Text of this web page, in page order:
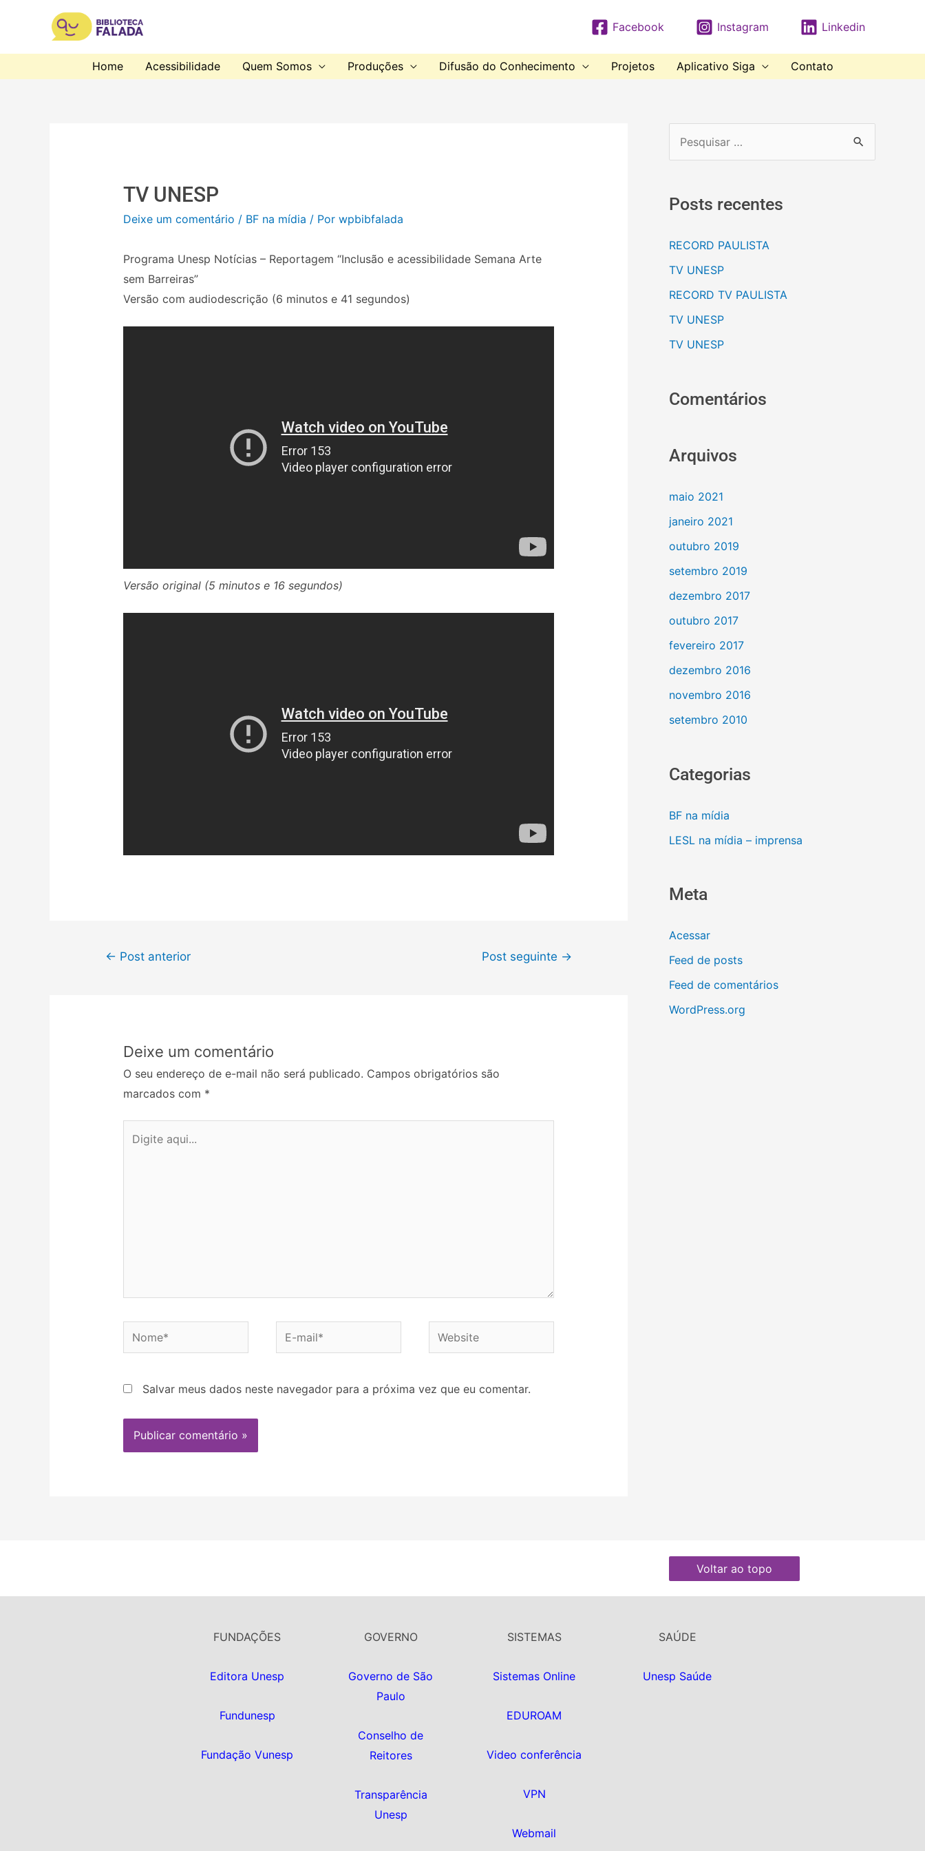
Facebook Instagram Linkedin
Home Acessibilidade Quem Somos Produções Difusão do Conhecimento Projetos Aplicativo Siga Contato
TV UNESP
Deixe um comentário / BF na mídia / Por wpbibfalada
Programa Unesp Notícias – Reportagem “Inclusão e acessibilidade Semana Arte
sem Barreiras”
Versão com audiodescrição (6 minutos e 41 segundos)
Versão original (5 minutos e 16 segundos)
← Post anterior Post seguinte →
Deixe um comentário
O seu endereço de e-mail não será publicado. Campos obrigatórios são
marcados com *
Salvar meus dados neste navegador para a próxima vez que eu comentar.
Posts recentes
RECORD PAULISTA
TV UNESP
RECORD TV PAULISTA
TV UNESP
TV UNESP
Comentários
Arquivos
maio 2021
janeiro 2021
outubro 2019
setembro 2019
dezembro 2017
outubro 2017
fevereiro 2017
dezembro 2016
novembro 2016
setembro 2010
Categorias
BF na mídia
LESL na mídia – imprensa
Meta
Acessar
Feed de posts
Feed de comentários
WordPress.org
Voltar ao topo
FUNDAÇÕES
Editora Unesp
Fundunesp
Fundação Vunesp
GOVERNO
Governo de São
Paulo
Conselho de
Reitores
Transparência
Unesp
SISTEMAS
Sistemas Online
EDUROAM
Video conferência
VPN
Webmail
SAÚDE
Unesp Saúde